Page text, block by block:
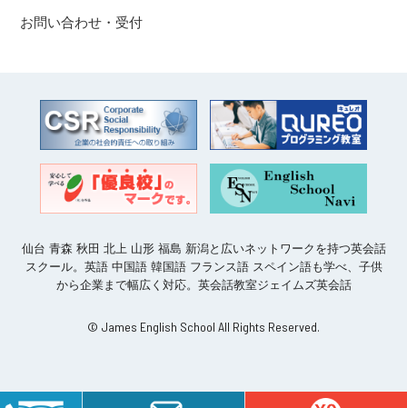
お問い合わせ・受付
仙台 青森 秋田 北上 山形 福島 新潟と広いネットワークを持つ英会話
スクール。英語 中国語 韓国語 フランス語 スペイン語も学べ、子供
から企業まで幅広く対応。英会話教室ジェイムズ英会話
© James English School All Rights Reserved.